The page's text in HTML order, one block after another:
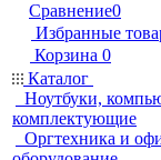
Сравнение0
Избранные
Корзина 0
Каталог
Ноутбуки,
комплектующие
Оргтехника и